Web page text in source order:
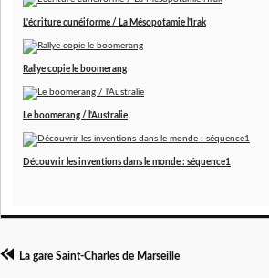
L'écriture cunéiforme / La Mésopotamie l'Irak
Rallye copie le boomerang
Le boomerang / l'Australie
Découvrir les inventions dans le monde : séquence1
La gare Saint-Charles de Marseille